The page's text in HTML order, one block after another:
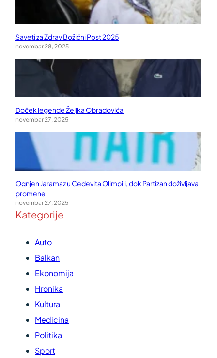
Saveti za Zdrav Božićni Post 2025
novembar 28, 2025
Doček legende Željka Obradovića
novembar 27, 2025
Ognjen Jaramaz u Cedevita Olimpiji, dok Partizan doživljava
promene
novembar 27, 2025
Kategorije
Auto
Balkan
Ekonomija
Hronika
Kultura
Medicina
Politika
Sport